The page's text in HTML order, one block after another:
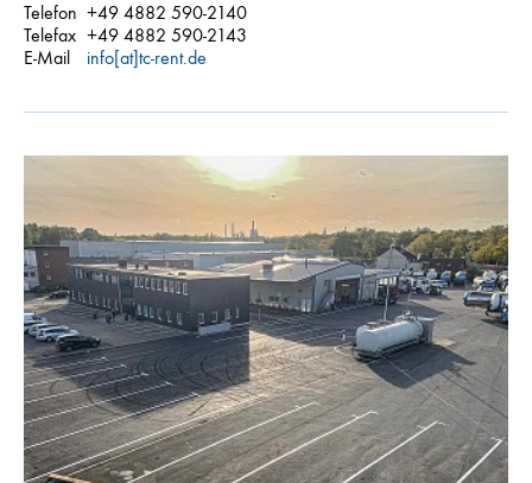
Telefon +49 4882 590-2140
Telefax +49 4882 590-2143
E-Mail
info[at]tc-rent.de